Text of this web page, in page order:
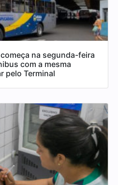
na segunda-feira
com a mesma
pelo Terminal